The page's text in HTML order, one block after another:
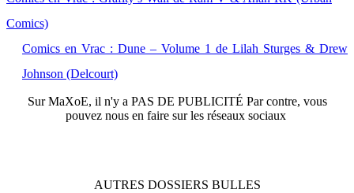
Comics)
Comics en Vrac : Dune – Volume 1 de Lilah Sturges & Drew
Johnson (Delcourt)
SurMaXoE, il n'y a PAS DE PUBLICITÉ Par contre, vous
pouvez nous en faire sur les réseaux sociaux
AUTRES DOSSIERS BULLES